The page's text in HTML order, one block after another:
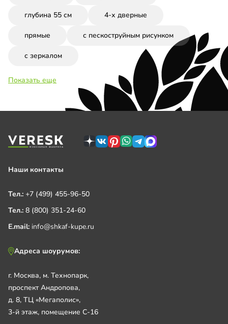
глубина 55 см 4-х дверные
прямые с пескоструйным рисунком
с зеркалом
Показать еще
Наши контакты
Тел.: +7 (499) 455-96-50
Тел.: 8 (800) 351-24-60
E.mail: info@shkaf-kupe.ru
Адреса шоурумов:
г. Москва, м. Технопарк,
проспект Андропова,
д. 8, ТЦ «Мегаполис»,
3-й этаж, помещение С-16